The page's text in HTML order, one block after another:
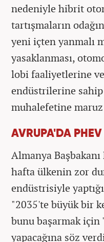
nedeniyle hibrit
tartışmaların
yeni içten yanmalı
yasaklanması,
lobi faaliyetlerine
endüstrilerine
muhalefetine maruz
AVRUPA'DA
Almanya
hafta ülkenin zor
endüstrisiyle
"2035'te büyük bir
bunu başarmak
yapacağına söz